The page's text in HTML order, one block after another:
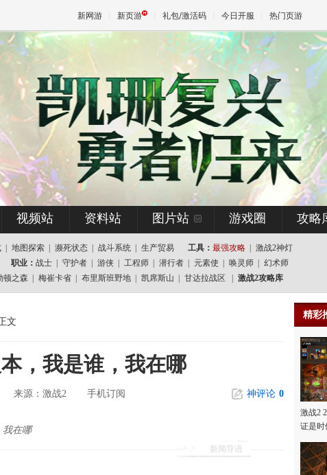
新网游 新页游 礼包/激活码 今日开服 热门页游
天堂
王权与自由
视频站 资料站 图片站 游戏圈 攻略
地图探索 濒死状态 战斗系统 生产贸易 工具： 最强攻略
激战2神灯
职业： 战士 守护者 游侠 工程师 潜行者 元素使 唤灵师
幻术师
顿之森
梅崔卡省 布里斯班野地 凯席斯山 甘达拉战区 激战2攻略库
文
，我是谁，我在哪
来源： 激战2 手机订阅 神评论 0
新闻导语
我在哪
精彩
激战2
证是时